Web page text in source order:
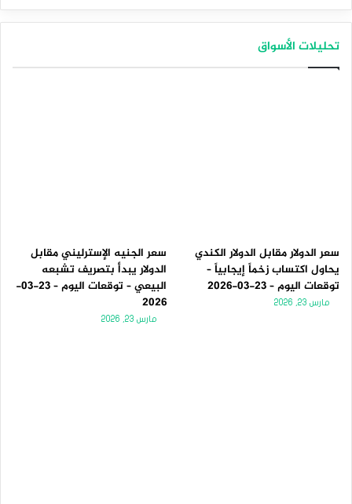
تحليلات الأسواق
سعر الدولار مقابل الدولار الكندي
يحاول اكتساب زخماً إيجابياً –
توقعات اليوم – 23-03-2026
مارس 23, 2026
سعر الجنيه الإسترليني مقابل
الدولار يبدأ بتصريف تشبعه
البيعي – توقعات اليوم – 23-03-
2026
مارس 23, 2026